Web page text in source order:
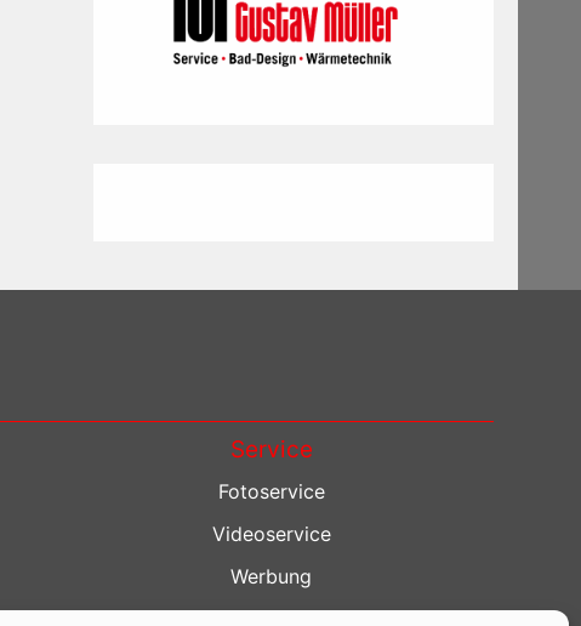
Service
Fotoservice
Videoservice
Werbung